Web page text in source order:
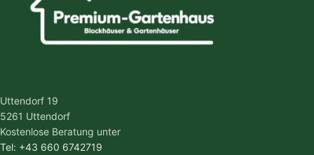
Uttendorf 19
5261 Uttendorf
Kostenlose Beratung unter
Tel: +43 660 6742719